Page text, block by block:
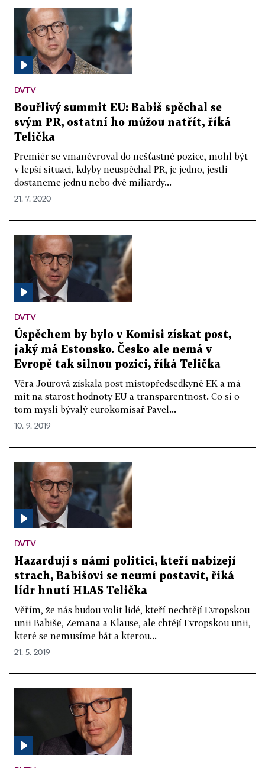
DVTV
Bouřlivý summit EU: Babiš spěchal se
svým PR, ostatní ho můžou natřít, říká
Telička
Premiér se vmanévroval do nešťastné pozice, mohl být
v lepší situaci, kdyby neuspěchal PR, je jedno, jestli
dostaneme jednu nebo dvě miliardy...
21. 7. 2020
DVTV
Úspěchem by bylo v Komisi získat post,
jaký má Estonsko. Česko ale nemá v
Evropě tak silnou pozici, říká Telička
Věra Jourová získala post místopředsedkyně EK a má
mít na starost hodnoty EU a transparentnost. Co si o
tom myslí bývalý eurokomisař Pavel...
10. 9. 2019
DVTV
Hazardují s námi politici, kteří nabízejí
strach, Babišovi se neumí postavit, říká
lídr hnutí HLAS Telička
Věřím, že nás budou volit lidé, kteří nechtějí Evropskou
unii Babiše, Zemana a Klause, ale chtějí Evropskou unii,
které se nemusíme bát a kterou...
21. 5. 2019